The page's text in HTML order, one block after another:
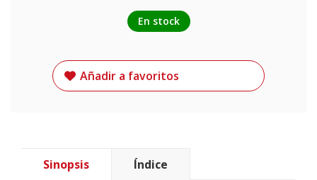
En stock
Añadir a favoritos
Sinopsis Índice